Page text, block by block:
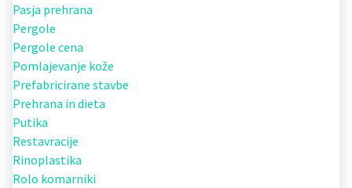
Pasja prehrana
Pergole
Pergole cena
Pomlajevanje kože
Prefabricirane stavbe
Prehrana in dieta
Putika
Restavracije
Rinoplastika
Rolo komarniki